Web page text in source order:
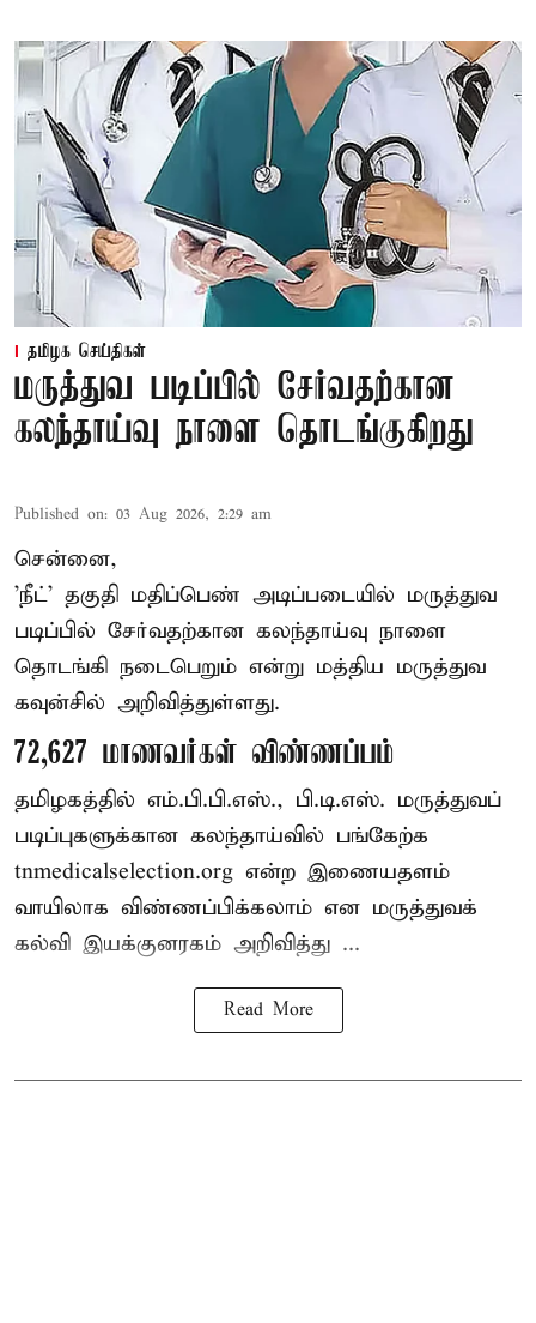
தமிழக செய்திகள்
மருத்துவ படிப்பில் சேர்வதற்கான
கலந்தாய்வு நாளை தொடங்குகிறது
Published on: 03 Aug 2026, 2:29 am
சென்னை,
'நீட்' தகுதி மதிப்பெண் அடிப்படையில் மருத்துவ
படிப்பில் சேர்வதற்கான கலந்தாய்வு நாளை
தொடங்கி நடைபெறும் என்று மத்திய மருத்துவ
கவுன்சில் அறிவித்துள்ளது.
72,627 மாணவர்கள் விண்ணப்பம்
தமிழகத்தில் எம்.பி.பி.எஸ்., பி.டி.எஸ். மருத்துவப்
படிப்புகளுக்கான கலந்தாய்வில் பங்கேற்க
tnmedicalselection.org என்ற இணையதளம்
வாயிலாக விண்ணப்பிக்கலாம் என மருத்துவக்
கல்வி இயக்குனரகம் அறிவித்து ...
Read More